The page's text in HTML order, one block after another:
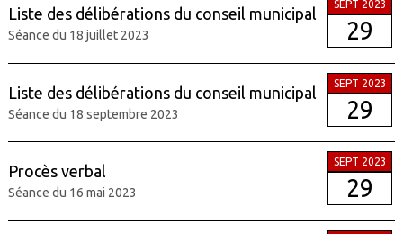
Liste des délibérations du conseil municipal
Séance du 18 juillet 2023
SEPT 2023
29
Liste des délibérations du conseil municipal
Séance du 18 septembre 2023
SEPT 2023
29
Procès verbal
Séance du 16 mai 2023
SEPT 2023
29